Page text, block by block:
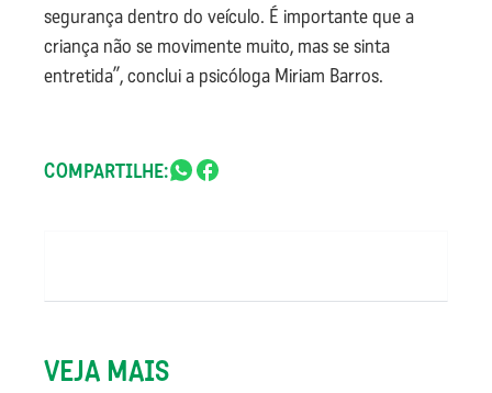
segurança dentro do veículo. É importante que a
criança não se movimente muito, mas se sinta
entretida”, conclui a psicóloga Miriam Barros.
COMPARTILHE:
VEJA MAIS